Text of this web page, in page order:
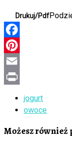
Drukuj/Pdf
Facebook
Pinterest
Email
jogurt
owoce
Możesz również